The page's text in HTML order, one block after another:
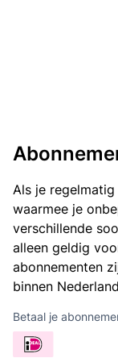
Als je
waarmee je
verschillende
alleen geldig
abonnementen
binnen
Betaal je